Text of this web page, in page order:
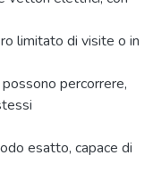
limitato di visite o in
percorrere,
esatto, capace di